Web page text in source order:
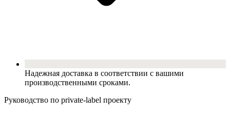
Надежная доставка в соответствии с вашими
производственными сроками.
Руководство по private-label проекту